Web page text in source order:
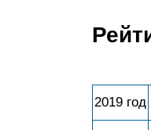
2019 год